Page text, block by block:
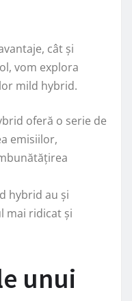
cât și
vom explora
mild hybrid.
oferă o serie de
emisiilor,
hybrid au și
mai ridicat și
unui